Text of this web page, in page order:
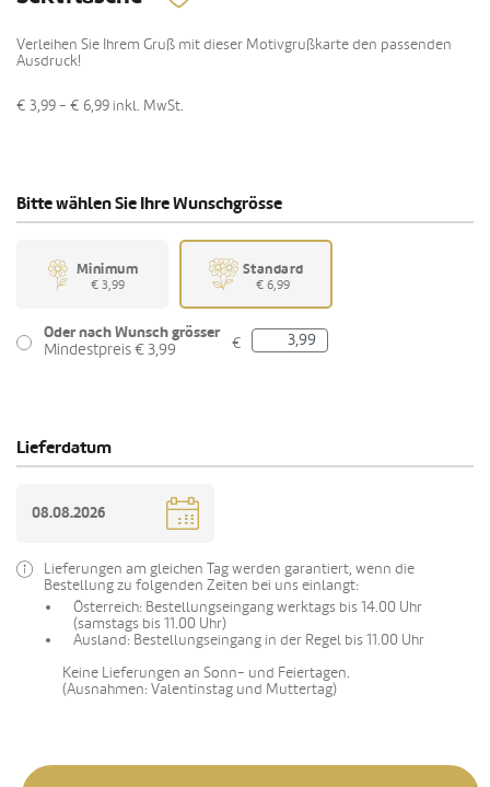
Verleihen Sie Ihrem Gruß mit dieser Motivgrußkarte den passenden
Ausdruck!
€ 3,99 - € 6,99 inkl. MwSt.
Bitte wählen Sie Ihre Wunschgrösse
Minimum
€ 3,99
Standard
€ 6,99
Oder nach Wunsch grösser
Mindestpreis € 3,99
€
Lieferdatum
Lieferungen am gleichen Tag werden garantiert, wenn die
Bestellung zu folgenden Zeiten bei uns einlangt:
Österreich: Bestellungseingang werktags bis 14.00 Uhr
(samstags bis 11.00 Uhr)
Ausland: Bestellungseingang in der Regel bis 11.00 Uhr
Keine Lieferungen an Sonn- und Feiertagen.
(Ausnahmen: Valentinstag und Muttertag)